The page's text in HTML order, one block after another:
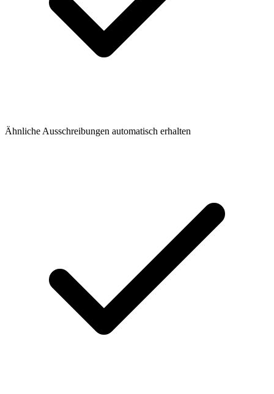
Ähnliche Ausschreibungen automatisch erhalten